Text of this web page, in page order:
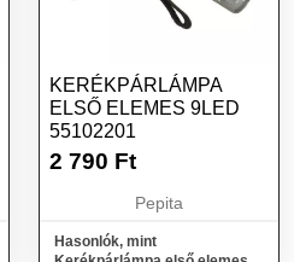
KERÉKPÁRLÁMPA
ELSŐ ELEMES 9LED
55102201
2 790 Ft
Pepita
Hasonlók, mint